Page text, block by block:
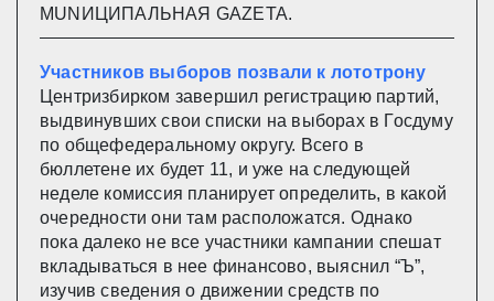
MUNИЦИПАЛЬНАЯ GAZЕТА.
Участников выборов позвали к лототрону
Центризбирком завершил регистрацию партий,
выдвинувших свои списки на выборах в Госдуму
по общефедеральному округу. Всего в
бюллетене их будет 11, и уже на следующей
неделе комиссия планирует определить, в какой
очередности они там расположатся. Однако
пока далеко не все участники кампании спешат
вкладываться в нее финансово, выяснил “Ъ”,
изучив сведения о движении средств по